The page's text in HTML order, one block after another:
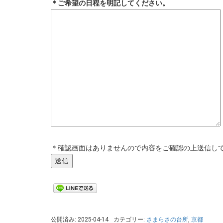
＊ご希望の日程を明記してください。
＊確認画面はありませんので内容をご確認の上送信し
公開済み: 2025-04-14 カテゴリー: さまらさの台所 京都